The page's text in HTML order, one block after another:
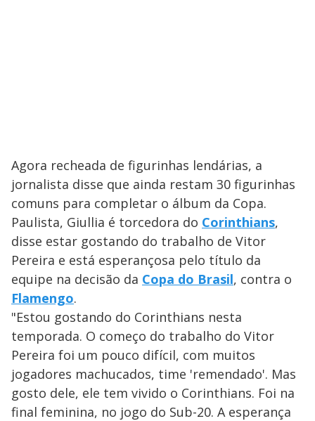
Agora recheada de figurinhas lendárias, a
jornalista disse que ainda restam 30 figurinhas
comuns para completar o álbum da Copa.
Paulista, Giullia é torcedora do Corinthians,
disse estar gostando do trabalho de Vitor
Pereira e está esperançosa pelo título da
equipe na decisão da Copa do Brasil, contra o
Flamengo.
"Estou gostando do Corinthians nesta
temporada. O começo do trabalho do Vitor
Pereira foi um pouco difícil, com muitos
jogadores machucados, time 'remendado'. Mas
gosto dele, ele tem vivido o Corinthians. Foi na
final feminina, no jogo do Sub-20. A esperança